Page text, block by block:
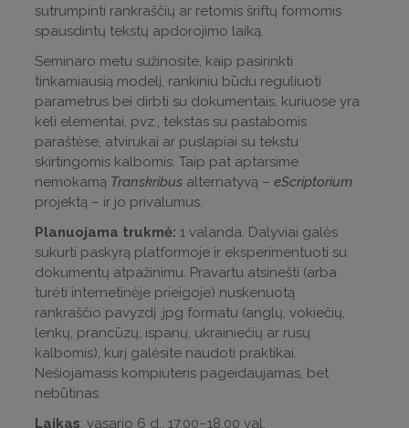
sutrumpinti rankraščių ar retomis šriftų formomis
spausdintų tekstų apdorojimo laiką.
Seminaro metu sužinosite, kaip pasirinkti
tinkamiausią modelį, rankiniu būdu reguliuoti
parametrus bei dirbti su dokumentais, kuriuose yra
keli elementai, pvz., tekstas su pastabomis
paraštėse, atvirukai ar puslapiai su tekstu
skirtingomis kalbomis. Taip pat aptarsime
nemokamą Transkribus alternatyvą – eScriptorium
projektą – ir jo privalumus.
Planuojama trukmė: 1 valanda. Dalyviai galės
sukurti paskyrą platformoje ir eksperimentuoti su
dokumentų atpažinimu. Pravartu atsinešti (arba
turėti internetinėje prieigoje) nuskenuotą
rankraščio pavyzdį .jpg formatu (anglų, vokiečių,
lenkų, prancūzų, ispanų, ukrainiečių ar rusų
kalbomis), kurį galėsite naudoti praktikai.
Nešiojamasis kompiuteris pageidaujamas, bet
nebūtinas.
Laikas: vasario 6 d., 17.00–18.00 val.